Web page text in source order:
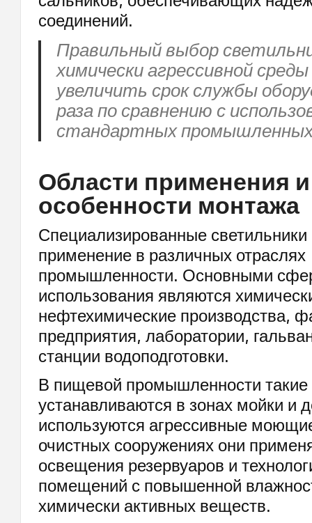
соединений.
Правильный выбор
химически агрессивной
увеличить срок службы
раза по сравнению с
стандартных
Области применения и
особенности монтажа
Специализированные светильники
применение в различных отраслях
промышленности. Основными
использования являются
нефтехимические производства,
предприятия, лаборатории,
станции водоподготовки.
В пищевой промышленности такие
устанавливаются в зонах мойки и
используются агрессивные
очистных сооружениях они
освещения резервуаров и
помещений с повышенной
химически активных веществ.